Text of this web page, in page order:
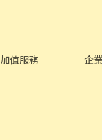
加值服務
企